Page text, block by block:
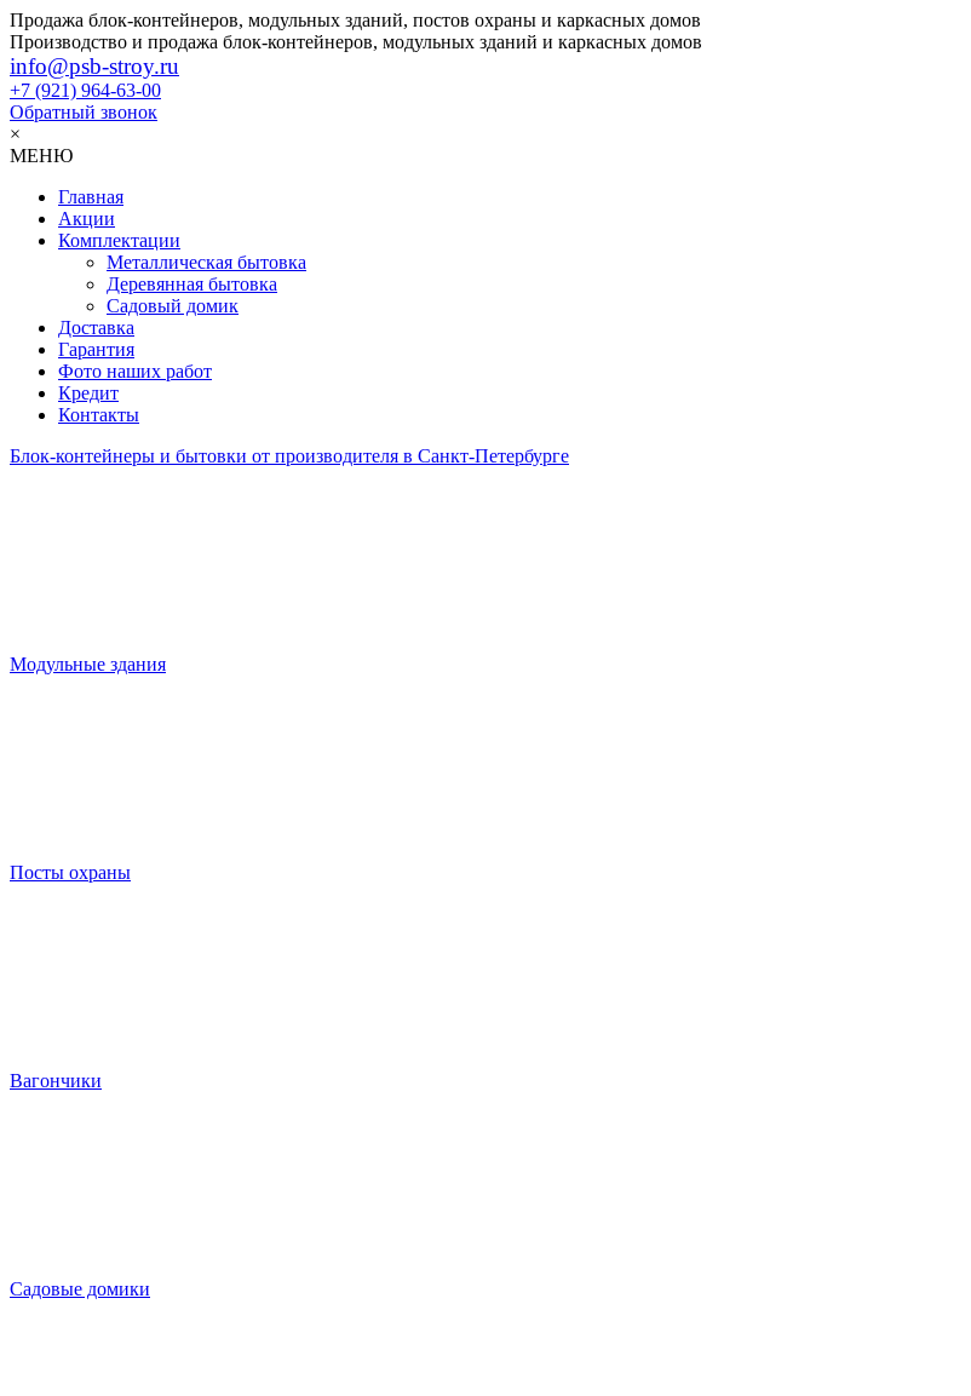
Продажа блок-контейнеров, модульных зданий, постов охраны и каркасных домов
Производство и продажа блок-контейнеров, модульных зданий и каркасных домов
info@psb-stroy.ru
+7 (921) 964-63-00
Обратный звонок
×
МЕНЮ
Главная
Акции
Комплектации
Металлическая бытовка
Деревянная бытовка
Садовый домик
Доставка
Гарантия
Фото наших работ
Кредит
Контакты
Блок-контейнеры и бытовки от производителя в Санкт-Петербурге
Модульные здания
Посты охраны
Вагончики
Садовые домики